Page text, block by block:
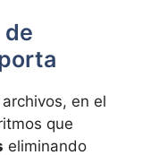
de
en el
que
eliminando